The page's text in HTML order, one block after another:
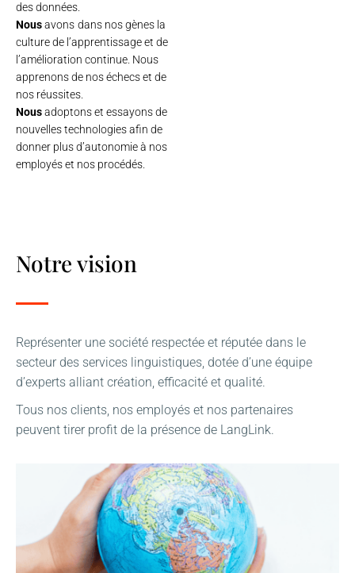
des données.
Nousavons dans nos gènes la
culture de l’apprentissage et de
l’amélioration continue. Nous
apprenons de nos échecs et de
nos réussites.
Nousadoptons et essayons de
nouvelles technologies afin de
donner plus d’autonomie à nos
employés et nos procédés.
Notre vision
Représenter une société respectée et réputée dans le
secteur des services linguistiques, dotée d’une équipe
d’experts alliant création, efficacité et qualité.
Tous nos clients, nos employés et nos partenaires
peuvent tirer profit de la présence de LangLink.